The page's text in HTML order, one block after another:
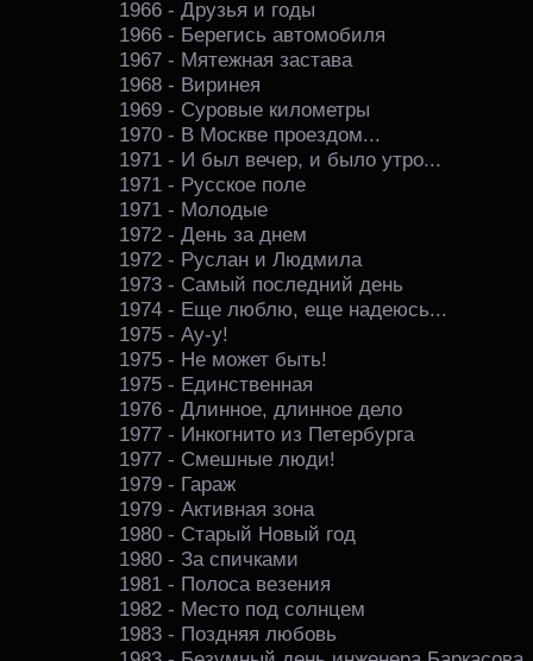
1966 - Друзья и годы
1966 - Берегись автомобиля
1967 - Мятежная застава
1968 - Виринея
1969 - Суровые километры
1970 - В Москве проездом...
1971 - И был вечер, и было утро...
1971 - Русское поле
1971 - Молодые
1972 - День за днем
1972 - Руслан и Людмила
1973 - Самый последний день
1974 - Еще люблю, еще надеюсь...
1975 - Ау-у!
1975 - Не может быть!
1975 - Единственная
1976 - Длинное, длинное дело
1977 - Инкогнито из Петербурга
1977 - Смешные люди!
1979 - Гараж
1979 - Активная зона
1980 - Старый Новый год
1980 - За спичками
1981 - Полоса везения
1982 - Место под солнцем
1983 - Поздняя любовь